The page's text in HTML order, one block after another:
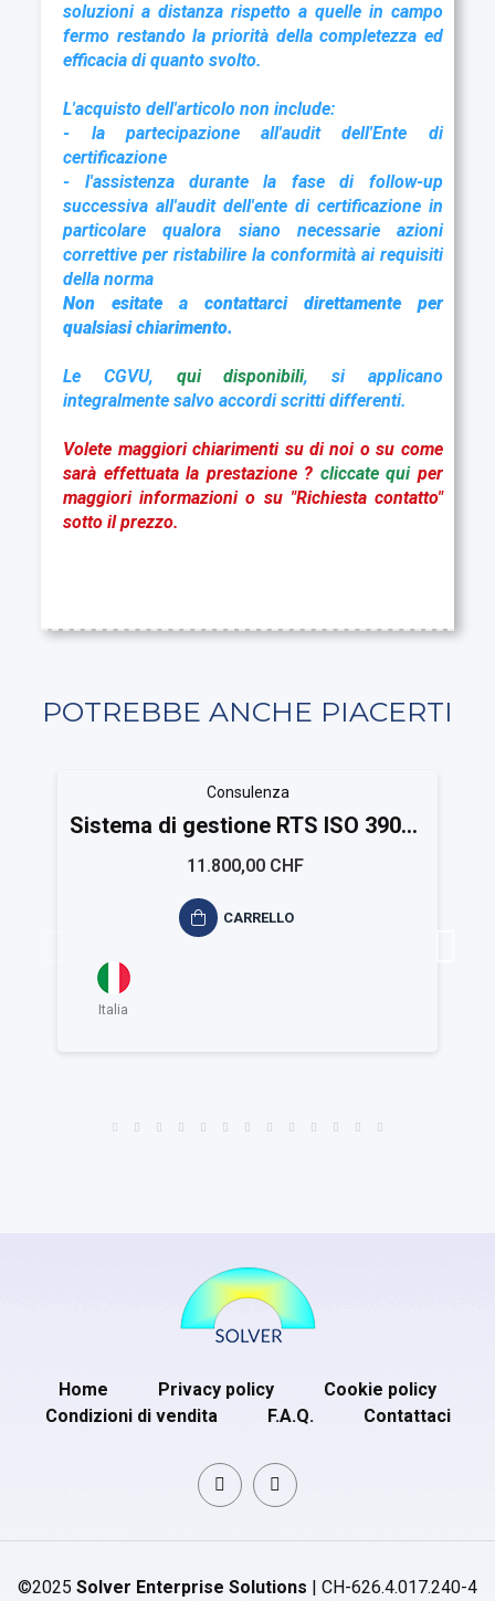
soluzioni a distanza rispetto a quelle in campo
fermo restando la priorità della completezza ed
efficacia di quanto svolto.
L'acquisto dell'articolo non include:
- la partecipazione all'audit dell'Ente di
certificazione
- l'assistenza durante la fase di follow-up
successiva all'audit dell'ente di certificazione in
particolare qualora siano necessarie azioni
correttive per ristabilire la conformità ai requisiti
della norma
Non esitate a contattarci direttamente per
qualsiasi chiarimento.
Le CGVU, qui disponibili, si applicano
integralmente salvo accordi scritti differenti.
Volete maggiori chiarimenti su di noi o su come
sarà effettuata la prestazione ? cliccate qui per
maggiori informazioni o su "Richiesta contatto"
sotto il prezzo.
POTREBBE ANCHE PIACERTI
Consulenza
Sistema di gestione RTS ISO 39001
Large
11.800,00 CHF
CARRELLO
Italia
Home Privacy policy
Cookie policy
Condizioni di vendita
F.A.Q. Contattaci
©2025 Solver Enterprise Solutions | CH-626.4.017.240-4